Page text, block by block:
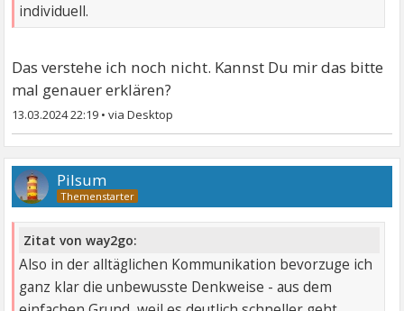
individuell.
Das verstehe ich noch nicht. Kannst Du mir das bitte
mal genauer erklären?
13.03.2024 22:19 •
Pilsum
Zitat von way2go:
Also in der alltäglichen Kommunikation bevorzuge ich
ganz klar die unbewusste Denkweise - aus dem